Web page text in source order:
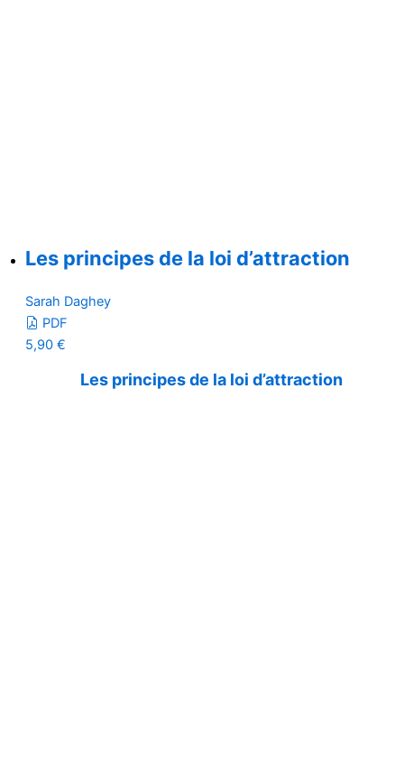
Les principes de la loi d’attraction
Sarah Daghey
PDF
5,90 €
Les principes de la loi d’attraction